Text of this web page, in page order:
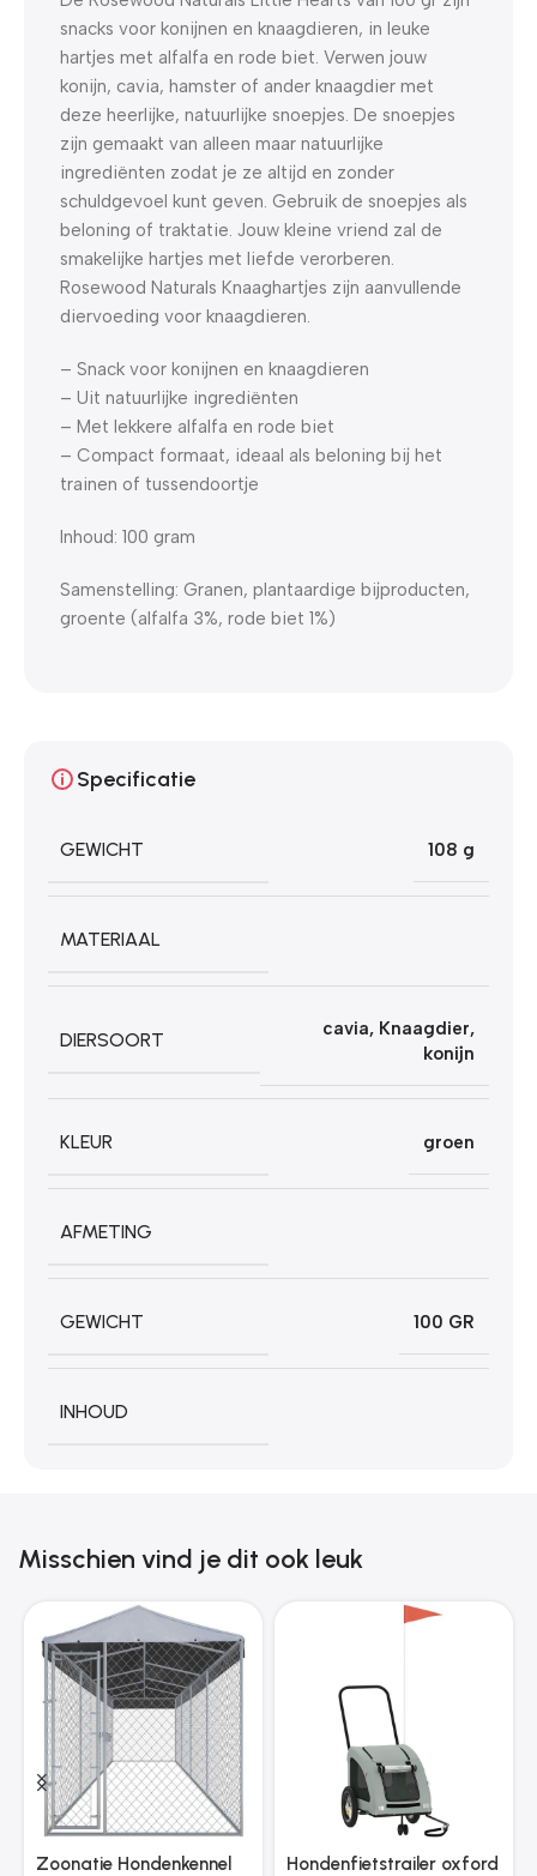
snacks voor konijnen en knaagdieren, in leuke
hartjes met alfalfa en rode biet. Verwen jouw
konijn, cavia, hamster of ander knaagdier met
deze heerlijke, natuurlijke snoepjes. De snoepjes
zijn gemaakt van alleen maar natuurlijke
ingrediënten zodat je ze altijd en zonder
schuldgevoel kunt geven. Gebruik de snoepjes als
beloning of traktatie. Jouw kleine vriend zal de
smakelijke hartjes met liefde verorberen.
Rosewood Naturals Knaaghartjes zijn aanvullende
diervoeding voor knaagdieren.
– Snack voor konijnen en knaagdieren
– Uit natuurlijke ingrediënten
– Met lekkere alfalfa en rode biet
– Compact formaat, ideaal als beloning bij het
trainen of tussendoortje
Inhoud: 100 gram
Samenstelling: Granen, plantaardige bijproducten,
groente (alfalfa 3%, rode biet 1%)
Specificatie
GEWICHT 108 g
MATERIAAL
DIERSOORT
cavia, Knaagdier,
konijn
KLEUR groen
AFMETING
GEWICHT 100 GR
INHOUD
Misschien vind je dit ook leuk
Zoonatie Hondenkennel
Hondenfietstrailer oxford